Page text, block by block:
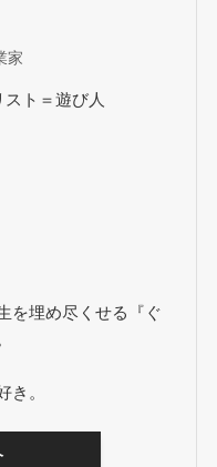
家
ト＝遊び人
を埋め尽くせる『ぐ
き。